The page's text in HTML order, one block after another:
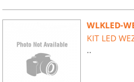
WLKLED-
KIT LED
..